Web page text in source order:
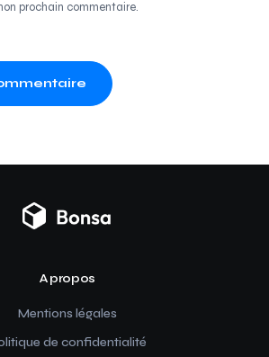
prochain commentaire.
A propos
Mentions légales
de confidentialité